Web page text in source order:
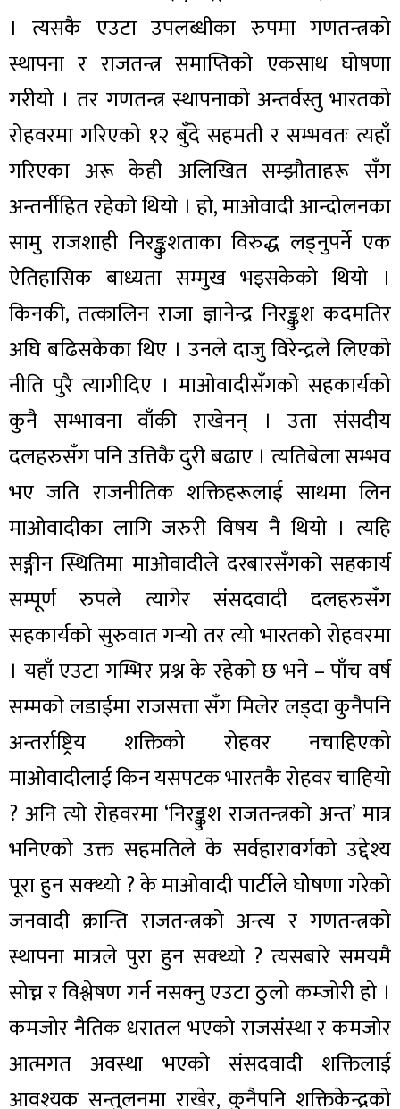
। त्यसकै एउटा उपलब्धीका रुपमा गणतन्त्रको
स्थापना र राजतन्त्र समाप्तिको एकसाथ घोषणा
गरीयो । तर गणतन्त्र स्थापनाको अन्तर्वस्तु भारतको
रोहवरमा गरिएको १२ बुँदे सहमती र सम्भवतः त्यहाँ
गरिएका अरू केही अलिखित सम्झौताहरू सँग
अन्तर्नीहित रहेको थियो । हो, माओवादी आन्दोलनका
सामु राजशाही निरङ्कुशताका विरुद्ध लड्नुपर्ने एक
ऐतिहासिक बाध्यता सम्मुख भइसकेको थियो ।
किनकी, तत्कालिन राजा ज्ञानेन्द्र निरङ्कुश कदमतिर
अघि बढिसकेका थिए । उनले दाजु विरेन्द्रले लिएको
नीति पुरै त्यागीदिए । माओवादीसँगको सहकार्यको
कुनै सम्भावना वाँकी राखेनन् । उता संसदीय
दलहरुसँग पनि उत्तिकै दुरी बढाए । त्यतिबेला सम्भव
भए जति राजनीतिक शक्तिहरूलाई साथमा लिन
माओवादीका लागि जरुरी विषय नै थियो । त्यहि
सङ्गीन स्थितिमा माओवादीले दरबारसँगको सहकार्य
सम्पूर्ण रुपले त्यागेर संसदवादी दलहरुसँग
सहकार्यको सुरुवात गर्‍यो तर त्यो भारतको रोहवरमा
। यहाँ एउटा गम्भिर प्रश्न के रहेको छ भने – पाँच वर्ष
सम्मको लडाईमा राजसत्ता सँग मिलेर लड्दा कुनैपनि
अन्तर्राष्ट्रिय शक्तिको रोहवर नचाहिएको
माओवादीलाई किन यसपटक भारतकै रोहवर चाहियो
? अनि त्यो रोहवरमा ‘निरङ्कुश राजतन्त्रको अन्त’ मात्र
भनिएको उक्त सहमतिले के सर्वहारावर्गको उद्देश्य
पूरा हुन सक्थ्यो ? के माओवादी पार्टीले घोेषणा गरेको
जनवादी क्रान्ति राजतन्त्रको अन्त्य र गणतन्त्रको
स्थापना मात्रले पुरा हुन सक्थ्यो ? त्यसबारे समयमै
सोच्न र विश्लेषण गर्न नसक्नु एउटा ठुलो कम्जोरी हो ।
कमजोर नैतिक धरातल भएको राजसंस्था र कमजोर
आत्मगत अवस्था भएको संसदवादी शक्तिलाई
आवश्यक सन्तुलनमा राखेर, कुनैपनि शक्तिकेन्द्रको